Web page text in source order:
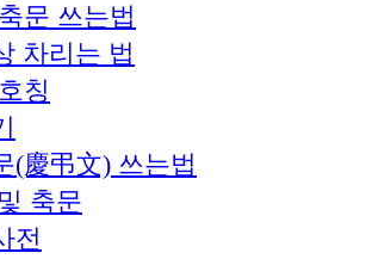
문 쓰는법
차리는 법
칭
(慶弔文) 쓰는법
축문
전